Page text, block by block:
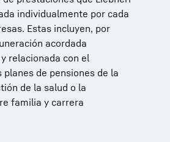
individualmente por cada
Estas incluyen, por
acordada
relacionada con el
de pensiones de la
de la salud o la
familia y carrera
de servicio al cliente
en TI (h/m) o gerente de
con más de 150 empresas,
Liebherr ofrece un
especialmente